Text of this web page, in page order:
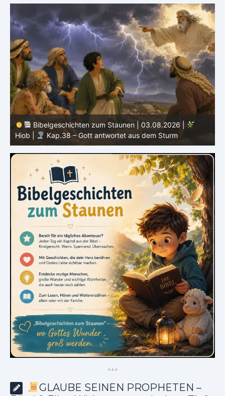
Bibelgeschichten zum Staunen | 02.08.2026 |
Hiob |
Kap.37 – Elihu staunt über Gottes Stimme im
Donner
***
GLAUBE SEINEN PROPHETEN –